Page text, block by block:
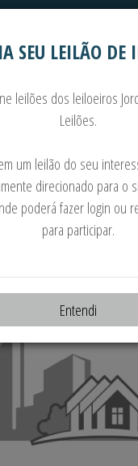
Máquinas
EM SÃO
M2 E IMÓVEL
SEU LEILÃO DE
leilões dos leiloeiros
Leilões.
um leilão do seu
direcionado para o
poderá fazer login ou
para participar.
Entendi